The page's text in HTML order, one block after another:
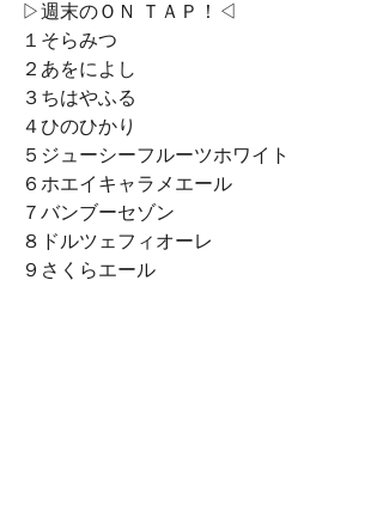
▷週末のＯＮ ＴＡＰ！◁
１そらみつ
２あをによし
３ちはやふる
４ひのひかり
５ジューシーフルーツホワイト
６ホエイキャラメエール
７バンブーセゾン
８ドルツェフィオーレ
９さくらエール